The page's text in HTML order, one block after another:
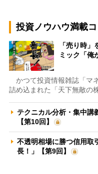
投資ノウハウ満載
「売り時
ミック「俺
かつて投資情報雑誌「マ
詰め込まれた「天下無敵の
テクニカル分析・集中講
【第10回】
不透明相場に勝つ信用
長！」【第9回】